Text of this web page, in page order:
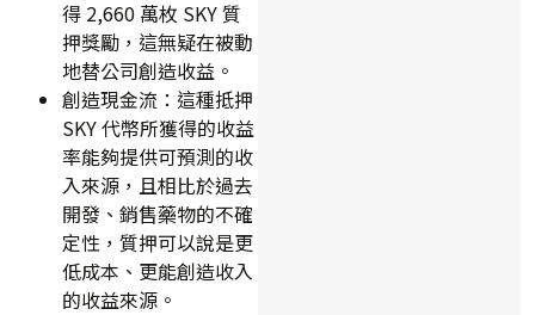
得 2,660 萬枚 SKY 質
押獎勵，這無疑在被動
地替公司創造收益。
創造現金流：這種抵押
SKY 代幣所獲得的收益
率能夠提供可預測的收
入來源，且相比於過去
開發、銷售藥物的不確
定性，質押可以說是更
低成本、更能創造收入
的收益來源。